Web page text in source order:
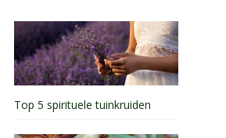
Top 5 spirituele tuinkruiden